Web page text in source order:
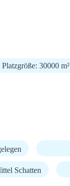
Platzgröße: 30000 m²
Schatten